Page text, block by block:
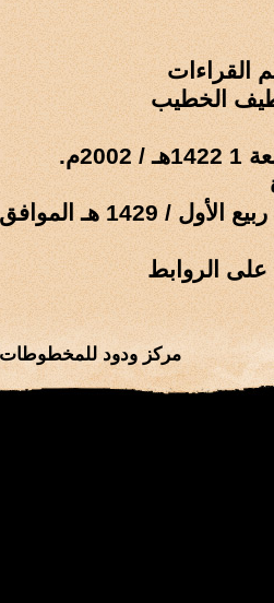
القراءات
الخطيب
الروابط
مركز ودود للمخطوطات